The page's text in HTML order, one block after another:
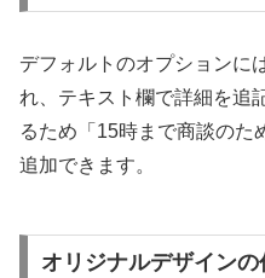
デフォルトのオプションに
れ、テキスト欄で詳細を追
るため「15時まで商談のた
追加できます。
オリジナルデザインの